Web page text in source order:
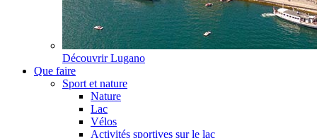
Découvrir Lugano
Que faire
Sport et nature
Nature
Lac
Vélos
Activités sportives sur le lac